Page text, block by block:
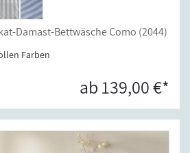
Damast-Bettwäsche Como (2044)
Farben
ab 139,00 €*